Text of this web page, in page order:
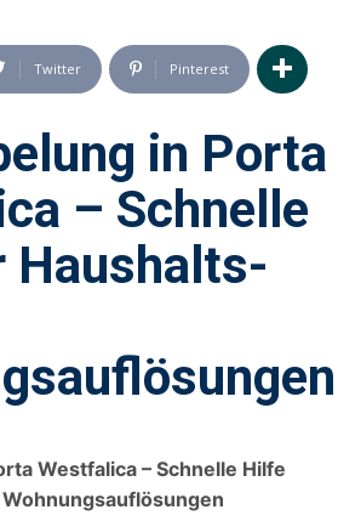
Twitter Pinterest
in Porta
– Schnelle
Haushalts-
Westfalica – Schnelle Hilfe